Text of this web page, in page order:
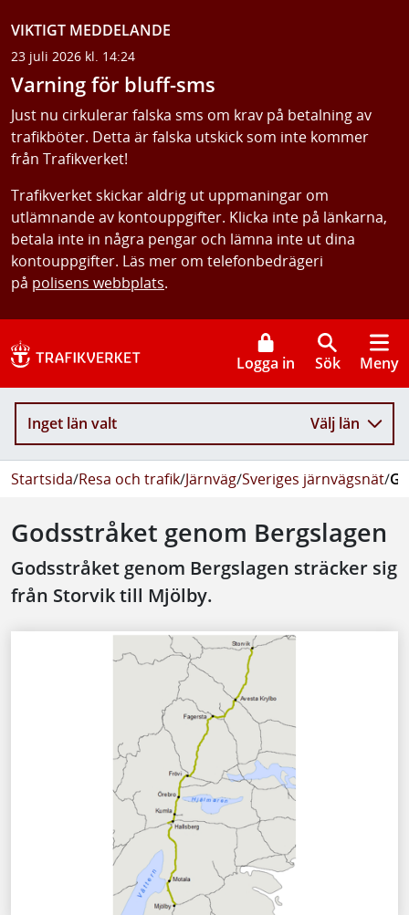
VIKTIGT MEDDELANDE
23 juli 2026 kl. 14:24
Varning för bluff-sms
Just nu cirkulerar falska sms om krav på betalning av
trafikböter. Detta är falska utskick som inte kommer
från Trafikverket!
Trafikverket skickar aldrig ut uppmaningar om
utlämnande av kontouppgifter. Klicka inte på länkarna,
betala inte in några pengar och lämna inte ut dina
kontouppgifter. Läs mer om telefonbedrägeri
på polisens webbplats.
Logga in Sök Meny
Inget län valt Välj län
Startsida/Resa och trafik/Järnväg/Sveriges järnvägsnät/
Godsstråket genom Bergslagen
Godsstråket genom Bergslagen sträcker sig
från Storvik till Mjölby.